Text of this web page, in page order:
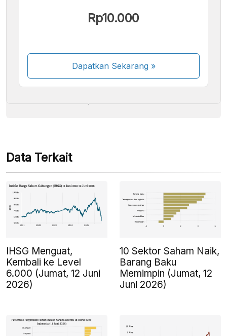
Rp10.000
Dapatkan Sekarang»
Kami menerima pembayaran berikut:
Beberapa metode pembayaran masih dalam
Data Terkait
IHSG Menguat,
Kembali ke Level
6.000 (Jumat, 12 Juni
2026)
10 Sektor Saham Naik,
Barang Baku
Memimpin (Jumat, 12
Juni 2026)